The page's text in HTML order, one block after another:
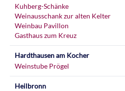
Kuhberg-Schänke
Weinausschank zur alten Kelter
Weinbau Pavillon
Gasthaus zum Kreuz
Hardthausen am Kocher
Weinstube Prögel
Heilbronn